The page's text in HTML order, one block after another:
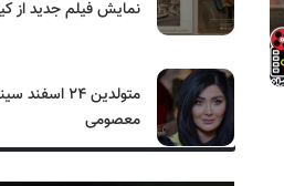
نمایش فیلم جدید از
متولدین ۲۴
معصومی